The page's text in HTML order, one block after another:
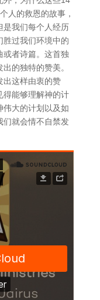
人的救恩的故事，
是我们每个人经历
胜过我们环境中的
或者诗篇。这首独
的独特的赞美。
出这样由衷的赞
得能够理解神的计
伟大的计划以及如
们就会情不自禁发